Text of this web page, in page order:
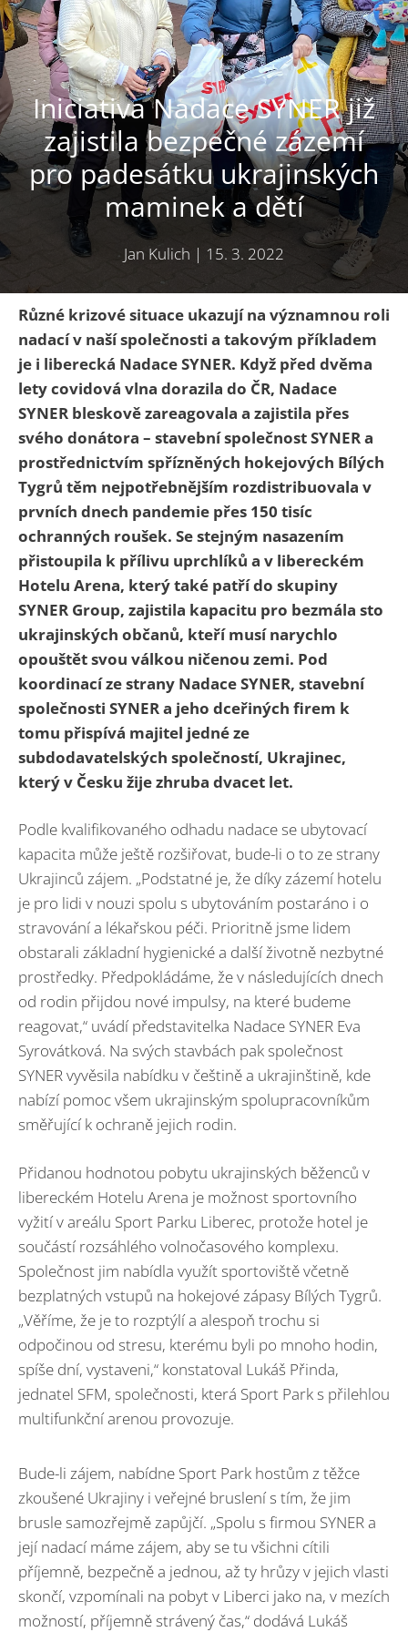
Iniciativa Nadace SYNER již
zajistila bezpečné zázemí
pro padesátku ukrajinských
maminek a dětí
Jan Kulich | 15. 3. 2022
Různé krizové situace ukazují na významnou roli
nadací v naší společnosti a takovým příkladem
je i liberecká Nadace SYNER. Když před dvěma
lety covidová vlna dorazila do ČR, Nadace
SYNER bleskově zareagovala a zajistila přes
svého donátora – stavební společnost SYNER a
prostřednictvím spřízněných hokejových Bílých
Tygrů těm nejpotřebnějším rozdistribuovala v
prvních dnech pandemie přes 150 tisíc
ochranných roušek. Se stejným nasazením
přistoupila k přílivu uprchlíků a v libereckém
Hotelu Arena, který také patří do skupiny
SYNER Group, zajistila kapacitu pro bezmála sto
ukrajinských občanů, kteří musí narychlo
opouštět svou válkou ničenou zemi. Pod
koordinací ze strany Nadace SYNER, stavební
společnosti SYNER a jeho dceřiných firem k
tomu přispívá majitel jedné ze
subdodavatelských společností, Ukrajinec,
který v Česku žije zhruba dvacet let.
Podle kvalifikovaného odhadu nadace se ubytovací
kapacita může ještě rozšiřovat, bude-li o to ze strany
Ukrajinců zájem. „Podstatné je, že díky zázemí hotelu
je pro lidi v nouzi spolu s ubytováním postaráno i o
stravování a lékařskou péči. Prioritně jsme lidem
obstarali základní hygienické a další životně nezbytné
prostředky. Předpokládáme, že v následujících dnech
od rodin přijdou nové impulsy, na které budeme
reagovat,“ uvádí představitelka Nadace SYNER Eva
Syrovátková. Na svých stavbách pak společnost
SYNER vyvěsila nabídku v češtině a ukrajinštině, kde
nabízí pomoc všem ukrajinským spolupracovníkům
směřující k ochraně jejich rodin.
Přidanou hodnotou pobytu ukrajinských běženců v
libereckém Hotelu Arena je možnost sportovního
vyžití v areálu Sport Parku Liberec, protože hotel je
součástí rozsáhlého volnočasového komplexu.
Společnost jim nabídla využít sportoviště včetně
bezplatných vstupů na hokejové zápasy Bílých Tygrů.
„Věříme, že je to rozptýlí a alespoň trochu si
odpočinou od stresu, kterému byli po mnoho hodin,
spíše dní, vystaveni,“ konstatoval Lukáš Přinda,
jednatel SFM, společnosti, která Sport Park s přilehlou
multifunkční arenou provozuje.
Bude-li zájem, nabídne Sport Park hostům z těžce
zkoušené Ukrajiny i veřejné bruslení s tím, že jim
brusle samozřejmě zapůjčí. „Spolu s firmou SYNER a
její nadací máme zájem, aby se tu všichni cítili
příjemně, bezpečně a jednou, až ty hrůzy v jejich vlasti
skončí, vzpomínali na pobyt v Liberci jako na, v mezích
možností, příjemně strávený čas,“ dodává Lukáš